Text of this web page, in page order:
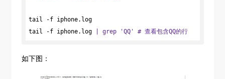
tail -f iphone.log
tail -f iphone.log
| grep 'QQ' # 查看包含QQ的行
如下图：